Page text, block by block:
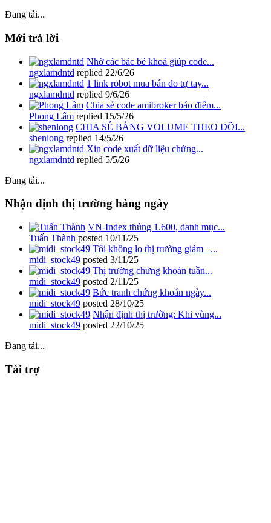
Đang tải...
Mới trả lời
Nhờ các bác bẻ khoá giúp code...
ngxlamdntd replied 22/6/26
1 link robot mua bán do tự tay...
ngxlamdntd replied 9/6/26
Chia sẻ code amibroker báo điểm...
Phong Lâm replied 15/5/26
CHIA SẺ BẢNG VOLUME THEO DÕI...
shenlong replied 14/5/26
Xin code xuất dữ liệu chứng...
ngxlamdntd replied 5/5/26
Đang tải...
Nhận định thị trường hàng ngày
VN-Index thủng 1.600, danh mục...
Tuấn Thành posted 10/11/25
Tôi không lo thị trường giảm –...
midi_stock49 posted 3/11/25
Thị trường chứng khoán tuần...
midi_stock49 posted 2/11/25
Bức tranh chứng khoán ngày...
midi_stock49 posted 28/10/25
Nhận định thị trường: Khi vùng...
midi_stock49 posted 22/10/25
Đang tải...
Tài trợ